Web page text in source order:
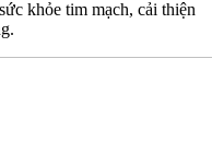
khỏe tim mạch, cải thiện